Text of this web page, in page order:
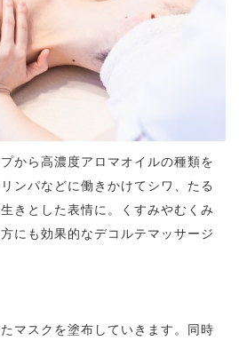
から高濃度アロマオイルの種類を
ンパなどに働きかけてシワ、たる
きとした表情に。くすみやむくみ
にも効果的なデコルテマッサージ
マスクを塗布していきます。同時